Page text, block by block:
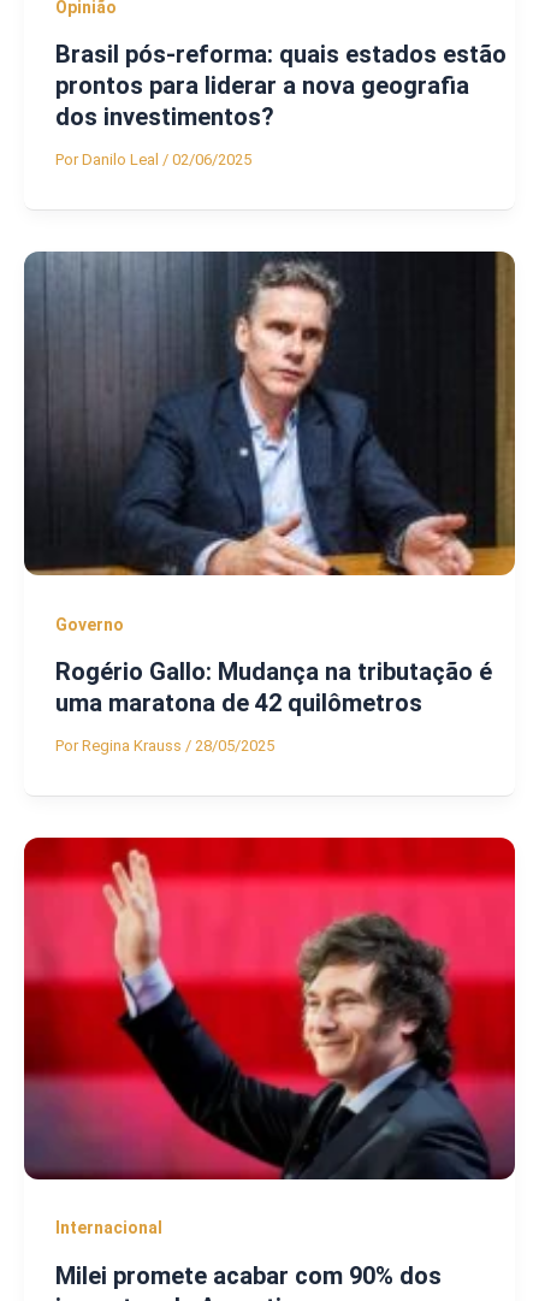
Opinião
Brasil pós-reforma: quais estados estão
prontos para liderar a nova geografia
dos investimentos?
PorDanilo Leal / 02/06/2025
Governo
Rogério Gallo: Mudança na tributação é
uma maratona de 42 quilômetros
PorRegina Krauss / 28/05/2025
Internacional
Milei promete acabar com 90% dos